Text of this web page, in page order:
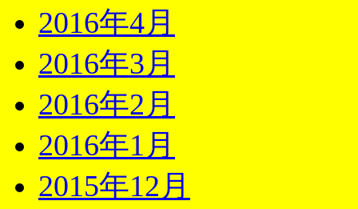
2016年4月
2016年3月
2016年2月
2016年1月
2015年12月